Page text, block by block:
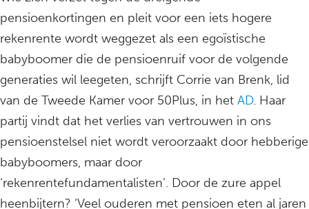
pensioenkortingen en pleit voor een iets hogere
rekenrente wordt weggezet als een egoïstische
babyboomer die de pensioenruif voor de volgende
generaties wil leegeten, schrijft Corrie van Brenk, lid
van de Tweede Kamer voor 50Plus, in het AD. Haar
partij vindt dat het verlies van vertrouwen in ons
pensioenstelsel niet wordt veroorzaakt door hebberige
babyboomers, maar door
‘rekenrentefundamentalisten’. Door de zure appel
heenbijtern? ‘Veel ouderen met pensioen eten al jaren